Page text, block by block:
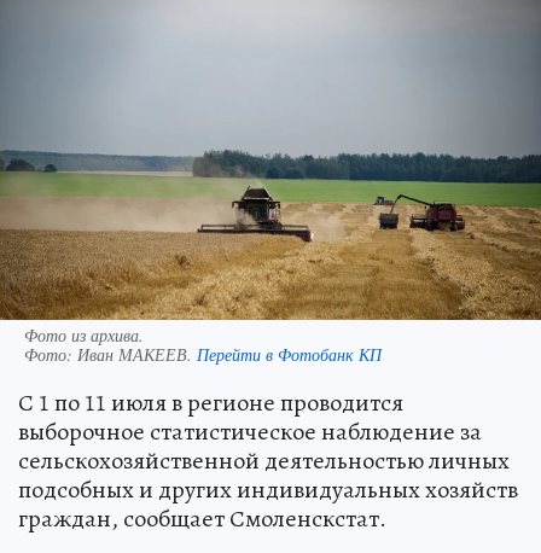
Фото из архива.
Фото: Иван МАКЕЕВ. Перейти в Фотобанк КП
С 1 по 11 июля в регионе проводится
выборочное статистическое наблюдение за
сельскохозяйственной деятельностью личных
подсобных и других индивидуальных хозяйств
граждан, сообщает Смоленскстат.